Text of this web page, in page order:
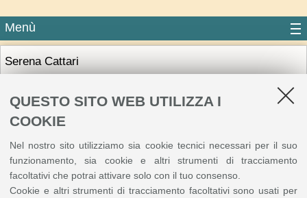
QUESTO SITO WEB UTILIZZA I
COOKIE
Nel nostro sito utilizziamo sia cookie tecnici necessari per il suo
funzionamento, sia cookie e altri strumenti di tracciamento
facoltativi che potrai attivare solo con il tuo consenso.
Cookie e altri strumenti di tracciamento facoltativi sono usati per
Menù
Serena Cattari
Professoressa ordinaria - Dipartimento di ingegneria civile,
chimica e ambientale - SSD: CEAR-07/A Tecnica delle
costruzioni
Per maggiori informazioni visita il
©Copyright2026 - ALMA MATER STUDIORUM - Università di Bologna - Via Zamboni, 33